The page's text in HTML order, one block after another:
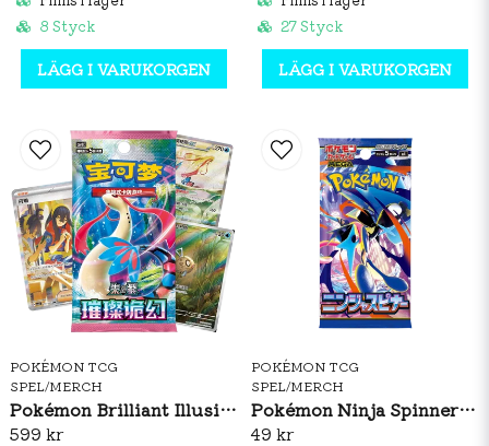
8 Styck
LÄGG I VARUKORGEN
27 Styck
LÄGG I VARUKORGEN
POKÉMON TCG
SPEL/MERCH
Pokémon Brilliant Illusions CSV8C Booster Box Slim (S-CH)
599 kr
POKÉMON TCG
SPEL/MERCH
Pokémon Ninja Spinner Booster Pack (JP)
49 kr